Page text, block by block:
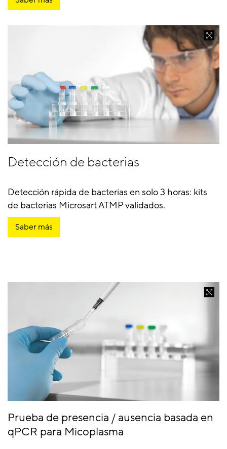
Detección de bacterias
Detección rápida de bacterias en solo 3 horas: kits
de bacterias Microsart ATMP validados.
Saber más
Prueba de presencia / ausencia basada en
qPCR para Micoplasma